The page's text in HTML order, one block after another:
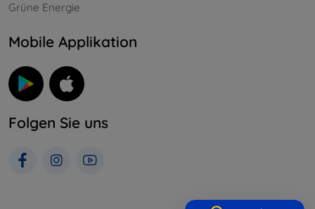
Grüne Energie
Mobile Applikation
Folgen Sie uns